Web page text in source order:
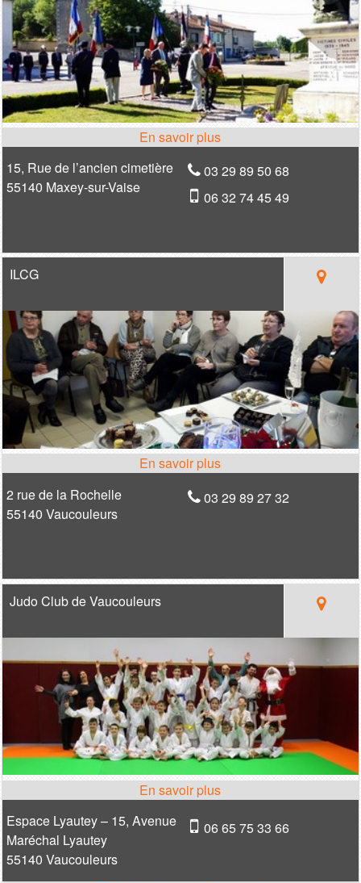
15, Rue de l’ancien cimetière
55140 Maxey-sur-Vaise
03 29 89 50 68
06 32 74 45 49
ILCG
2 rue de la Rochelle
55140 Vaucouleurs
03 29 89 27 32
Judo Club de Vaucouleurs
Espace Lyautey – 15, Avenue
Maréchal Lyautey
55140 Vaucouleurs
06 65 75 33 66